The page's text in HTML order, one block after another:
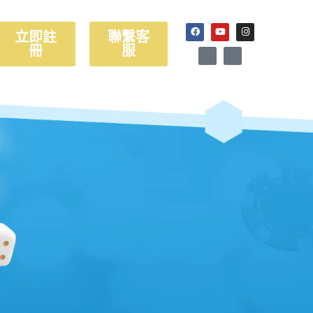
立即註
冊
聯繫客
服